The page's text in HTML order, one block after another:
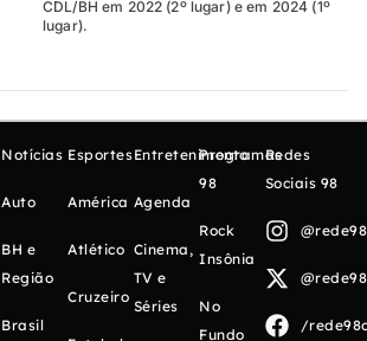
CDL/BH em 2022 (2º lugar) e em 2024 (1º
lugar).
Notícias
Auto
BH e
Região
Brasil
Esportes
América
Atlético
Cruzeiro
Entretenimento
Agenda
Cinema,
TV e
Séries
Programas
98
Rock
Insônia
No
Fundo
Redes
Sociais 98
/